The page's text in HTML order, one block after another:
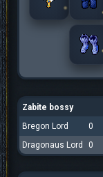
Zabite bossy
Bregon Lord
0
Dragonaus Lord
0